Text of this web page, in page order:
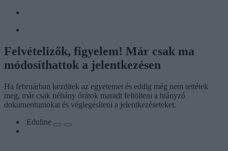
Felvételizők, figyelem! Már csak ma
módosíthattok a jelentkezésen
Ha februárban kezditek az egyetemet és eddig még nem tettétek
meg, már csak néhány órátok maradt feltölteni a hiányzó
dokumentumokat és véglegesíteni a jelentkezéseteket.
Eduline